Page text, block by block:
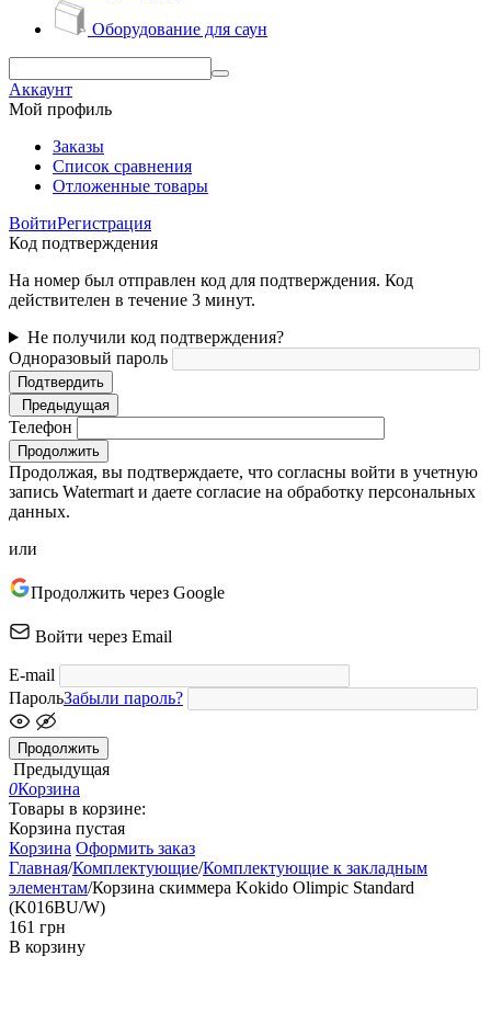
Оборудование для саун
Аккаунт
Мой профиль
Заказы
Список сравнения
Отложенные товары
ВойтиРегистрация
Код подтверждения
На номер был отправлен код для подтверждения. Код
действителен в течение 3 минут.
Не получили код подтверждения?
Одноразовый пароль
Подтвердить
Предыдущая
Телефон
Продолжить
Продолжая, вы подтверждаете, что согласны войти в учетную
запись Watermart и даете согласие на обработку персональных
данных.
или
Продолжить через Google
Войти через Email
E-mail
ПарольЗабыли пароль?
Продолжить
Предыдущая
0Корзина
Товары в корзине:
Корзина пустая
Корзина Оформить заказ
Главная/Комплектующие/Комплектующие к закладным
элементам/Корзина скиммера Kokido Olimpic Standard
(K016BU/W)
‍161‍ грн
В корзину